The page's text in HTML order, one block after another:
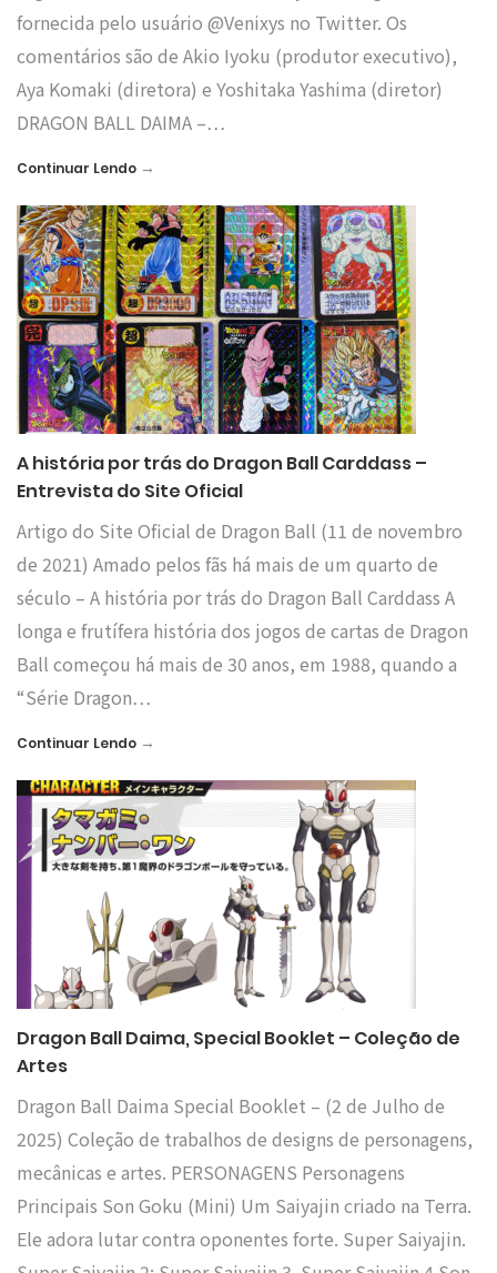
fornecida pelo usuário @Venixys no Twitter. Os
comentários são de Akio Iyoku (produtor executivo),
Aya Komaki (diretora) e Yoshitaka Yashima (diretor)
DRAGON BALL DAIMA –…
Continuar Lendo →
A história por trás do Dragon Ball Carddass –
Entrevista do Site Oficial
Artigo do Site Oficial de Dragon Ball (11 de novembro
de 2021) Amado pelos fãs há mais de um quarto de
século – A história por trás do Dragon Ball Carddass A
longa e frutífera história dos jogos de cartas de Dragon
Ball começou há mais de 30 anos, em 1988, quando a
“Série Dragon…
Continuar Lendo →
Dragon Ball Daima, Special Booklet – Coleção de
Artes
Dragon Ball Daima Special Booklet – (2 de Julho de
2025) Coleção de trabalhos de designs de personagens,
mecânicas e artes. PERSONAGENS Personagens
Principais Son Goku (Mini) Um Saiyajin criado na Terra.
Ele adora lutar contra oponentes forte. Super Saiyajin.